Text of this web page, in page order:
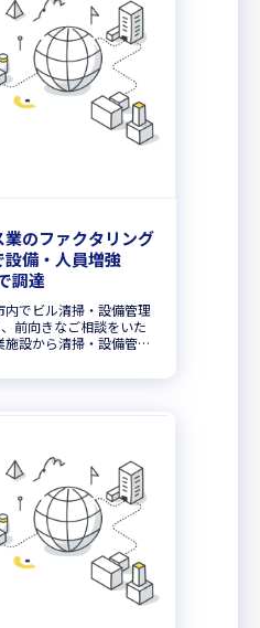
のファクタリング
備・人員増強
調達
でビル清掃・設備管理
前向きなご相談をいた
設から清掃・設備管理
かし、契約開始に伴い